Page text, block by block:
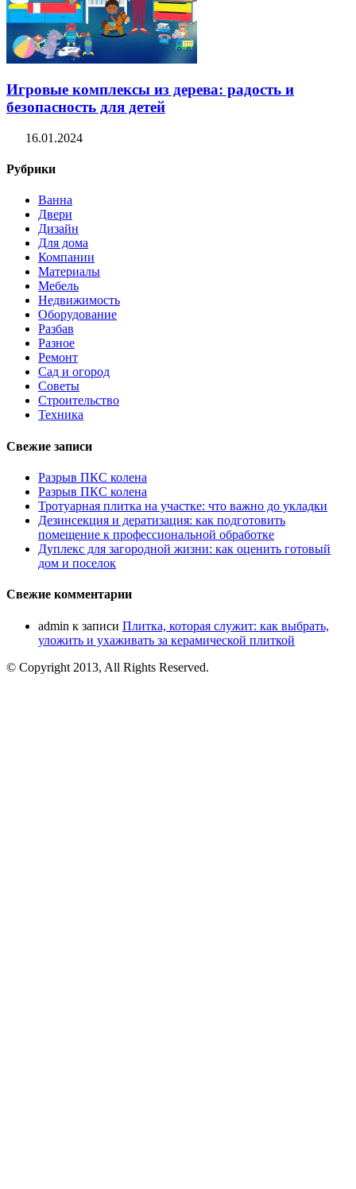
Игровые комплексы из дерева: радость и
безопасность для детей
16.01.2024
Рубрики
Ванна
Двери
Дизайн
Для дома
Компании
Материалы
Мебель
Недвижимость
Оборудование
Разбав
Разное
Ремонт
Сад и огород
Советы
Строительство
Техника
Свежие записи
Разрыв ПКС колена
Разрыв ПКС колена
Тротуарная плитка на участке: что важно до укладки
Дезинсекция и дератизация: как подготовить
помещение к профессиональной обработке
Дуплекс для загородной жизни: как оценить готовый
дом и поселок
Свежие комментарии
admin к записи Плитка, которая служит: как выбрать,
уложить и ухаживать за керамической плиткой
© Copyright 2013, All Rights Reserved.